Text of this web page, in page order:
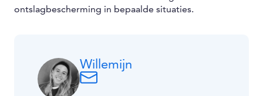
ontslagbescherming in bepaalde situaties.
Willemijn